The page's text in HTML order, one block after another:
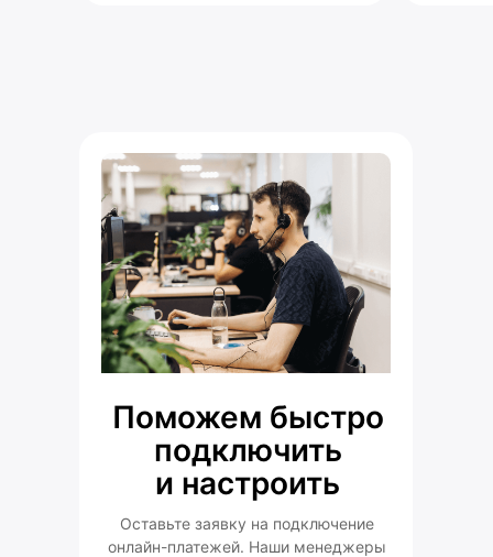
Поможем быстро
подключить
и настроить
Оставьте заявку на подключение
онлайн-платежей. Наши менеджеры